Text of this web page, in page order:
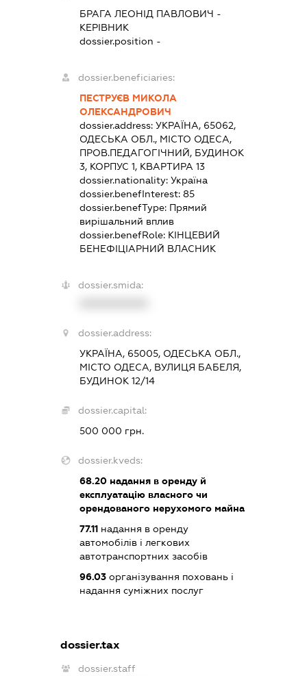
БРАГА ЛЕОНІД ПАВЛОВИЧ -
КЕРІВНИК
dossier.position -
dossier.beneficiaries:
ПЕСТРУЄВ МИКОЛА
ОЛЕКСАНДРОВИЧ
dossier.address:УКРАЇНА, 65062,
ОДЕСЬКА ОБЛ., МІСТО ОДЕСА,
ПРОВ.ПЕДАГОГІЧНИЙ, БУДИНОК
3, КОРПУС 1, КВАРТИРА 13
dossier.nationality:Україна
dossier.benefInterest:85
dossier.benefType: Прямий
вирішальний вплив
dossier.benefRole: КІНЦЕВИЙ
БЕНЕФІЦІАРНИЙ ВЛАСНИК
dossier.smida:
dossier.address:
УКРАЇНА, 65005, ОДЕСЬКА ОБЛ.,
МІСТО ОДЕСА, ВУЛИЦЯ БАБЕЛЯ,
БУДИНОК 12/14
dossier.capital:
500 000 грн.
dossier.kveds:
68.20 надання в оренду й
експлуатацію власного чи
орендованого нерухомого майна
77.11 надання в оренду
автомобілів і легкових
автотранспортних засобів
96.03 організування поховань і
надання суміжних послуг
dossier.tax
dossier.staff